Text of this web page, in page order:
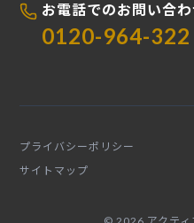
お電話でのお問い合わ
0120-964-322
プライバシーポリシー
サイトマップ